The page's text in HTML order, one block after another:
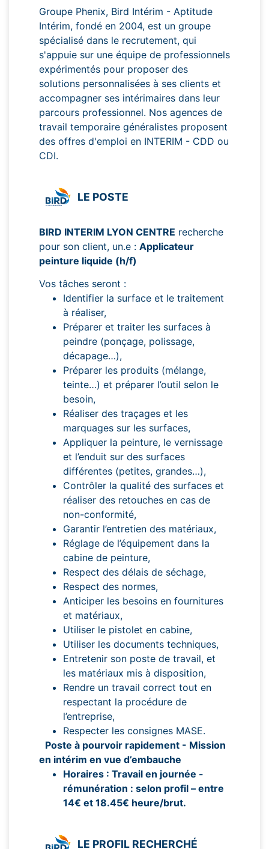
Groupe Phenix, Bird Intérim - Aptitude
Intérim, fondé en 2004, est un groupe
spécialisé dans le recrutement, qui
s'appuie sur une équipe de professionnels
expérimentés pour proposer des
solutions personnalisées à ses clients et
accompagner ses intérimaires dans leur
parcours professionnel. Nos agences de
travail temporaire généralistes proposent
des offres d'emploi en INTERIM - CDD ou
CDI.
LE POSTE
BIRD INTERIM LYON CENTRE recherche
pour son client, un.e : Applicateur
peinture liquide (h/f)
Vos tâches seront :
Identifier la surface et le traitement
à réaliser,
Préparer et traiter les surfaces à
peindre (ponçage, polissage,
décapage…),
Préparer les produits (mélange,
teinte…) et préparer l’outil selon le
besoin,
Réaliser des traçages et les
marquages sur les surfaces,
Appliquer la peinture, le vernissage
et l’enduit sur des surfaces
différentes (petites, grandes…),
Contrôler la qualité des surfaces et
réaliser des retouches en cas de
non-conformité,
Garantir l’entretien des matériaux,
Réglage de l’équipement dans la
cabine de peinture,
Respect des délais de séchage,
Respect des normes,
Anticiper les besoins en fournitures
et matériaux,
Utiliser le pistolet en cabine,
Utiliser les documents techniques,
Entretenir son poste de travail, et
les matériaux mis à disposition,
Rendre un travail correct tout en
respectant la procédure de
l’entreprise,
Respecter les consignes MASE.
Poste à pourvoir rapidement - Mission
en intérim en vue d’embauche
Horaires : Travail en journée -
rémunération : selon profil – entre
14€ et 18.45€ heure/brut.
LE PROFIL RECHERCHÉ